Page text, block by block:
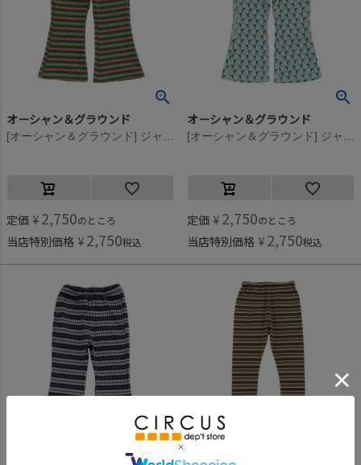
オーシャン＆グラウンド
[オーシャン＆グラウンド] ジャガードフレアパンツ パープル(PP)
定価 ¥ 2,750のところ
当店特別価格 ¥ 2,750税込
オーシャン＆グラウンド
[オーシャン＆グラウンド] ジャガードフレアパンツ グリーン(GR)
定価 ¥ 2,750のところ
当店特別価格 ¥ 2,750税込